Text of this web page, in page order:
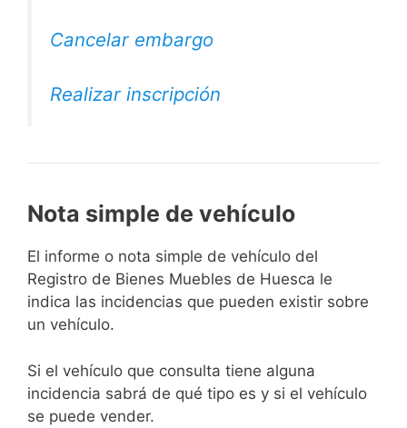
Cancelar embargo
Realizar inscripción
Nota simple de vehículo
El informe o nota simple de vehículo del
Registro de Bienes Muebles de Huesca le
indica las incidencias que pueden existir sobre
un vehículo.
Si el vehículo que consulta tiene alguna
incidencia sabrá de qué tipo es y si el vehículo
se puede vender.